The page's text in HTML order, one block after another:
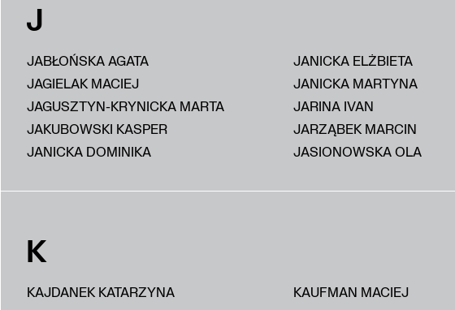
J
JABŁOŃSKA AGATA
JAGIELAK MACIEJ
JAGUSZTYN-KRYNICKA MARTA
JAKUBOWSKI KASPER
JANICKA DOMINIKA
JANICKA ELŻBIETA
JANICKA MARTYNA
JARINA IVAN
JARZĄBEK MARCIN
JASIONOWSKA OLA
K
KAJDANEK KATARZYNA
KAUFMAN MACIEJ